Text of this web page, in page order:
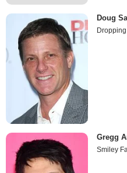
Doug
Gregg
Smiley